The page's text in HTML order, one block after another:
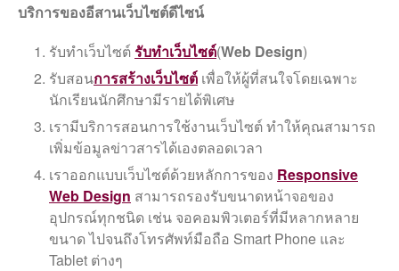
บริการของอีสานเว็บไซต์ดีไซน์
รับทำเว็บไซต์รับทําเว็บไซต์(Web Design)
รับสอนการสร้างเว็บไซต์ เพื่อให้ผู้ที่สนใจโดยเฉพาะ
นักเรียนนักศึกษามีรายได้พิเศษ
เรามีบริการสอนการใช้งานเว็บไซต์ ทำให้คุณสามารถ
เพิ่มข้อมูลข่าวสารได้เองตลอดเวลา
เราออกแบบเว็บไซต์ด้วยหลักการของ Responsive
Web Design สามารถรองรับขนาดหน้าจอของ
อุปกรณ์ทุกชนิด เช่น จอคอมพิวเตอร์ที่มีหลากหลาย
ขนาด ไปจนถึงโทรศัพท์มือถือ Smart Phone และ
Tablet ต่างๆ